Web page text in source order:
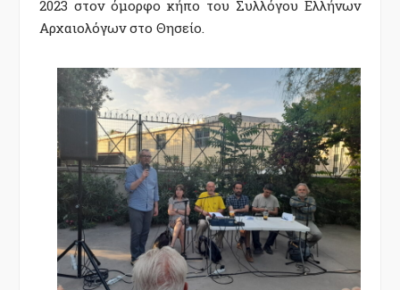
2023 στον όμορφο κήπο του Συλλόγου Ελλήνων
Αρχαιολόγων στο Θησείο.